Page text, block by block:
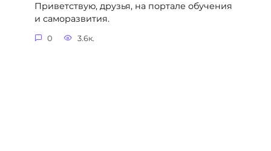
Приветствую, друзья, на портале обучения
и саморазвития.
0 3.6к.